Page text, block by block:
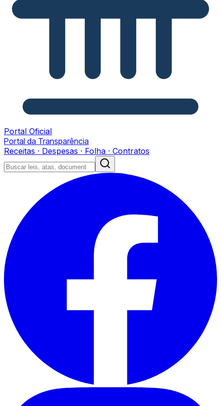
Portal Oficial
Portal da Transparência
Receitas · Despesas · Folha · Contratos